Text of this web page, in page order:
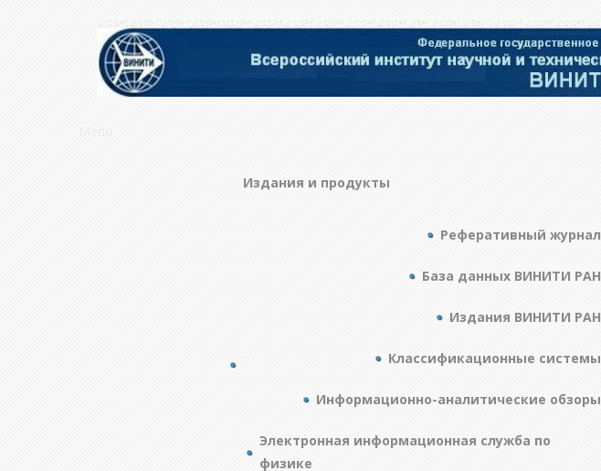
Издания и продукты
Реферативный журнал
База данных ВИНИТИ РАН
Издания ВИНИТИ РАН
Классификационные системы
Информационно-аналитические обзоры
Электронная информационная служба по
физике